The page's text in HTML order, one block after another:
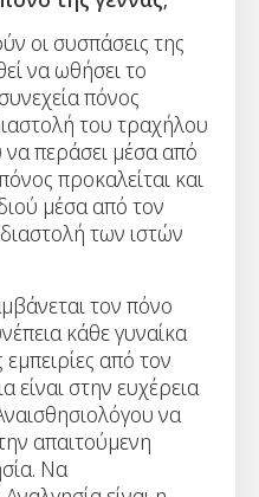
οι συσπάσεις της
να ωθήσει το
πόνος
του τραχήλου
περάσει μέσα από
προκαλείται και
μέσα από τον
των ιστών
τον πόνο
κάθε γυναίκα
εμπειρίες από τον
είναι στην ευχέρεια
να
απαιτούμενη
Να